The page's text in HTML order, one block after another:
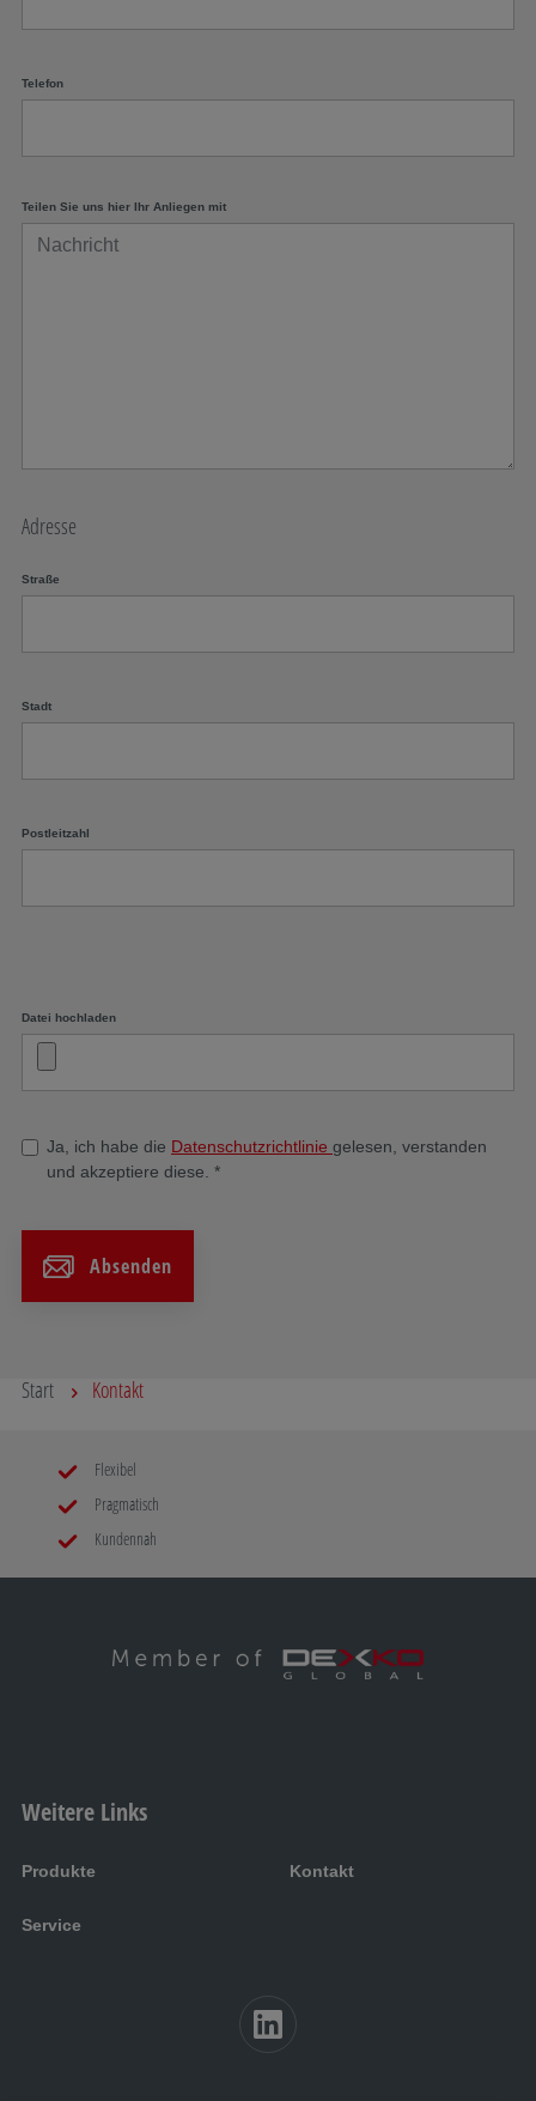
Telefon
Teilen Sie uns hier Ihr Anliegen mit
Adresse
Straße
Stadt
Postleitzahl
Datei hochladen
Ja, ich habe die Datenschutzrichtlinie gelesen, verstanden
und akzeptiere diese. *
Absenden
Start Kontakt
Flexibel
Pragmatisch
Kundennah
Weitere Links
Produkte Kontakt
Service